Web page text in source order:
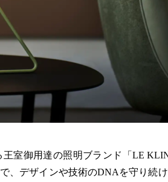
室御用達の照明ブランド「LE
、デザインや技術のDNAを守り続け